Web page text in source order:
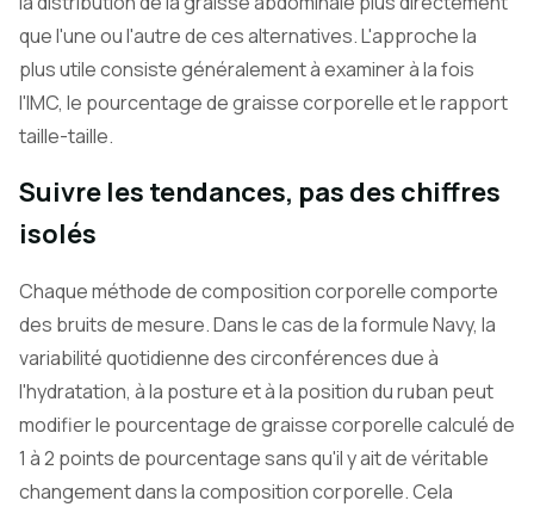
que l'une ou l'autre de ces alternatives. L'approche la
plus utile consiste généralement à examiner à la fois
l'IMC, le pourcentage de graisse corporelle et le rapport
taille-taille.
Suivre les tendances, pas des chiffres
isolés
Chaque méthode de composition corporelle comporte
des bruits de mesure. Dans le cas de la formule Navy, la
variabilité quotidienne des circonférences due à
l'hydratation, à la posture et à la position du ruban peut
modifier le pourcentage de graisse corporelle calculé de
1 à 2 points de pourcentage sans qu'il y ait de véritable
changement dans la composition corporelle. Cela